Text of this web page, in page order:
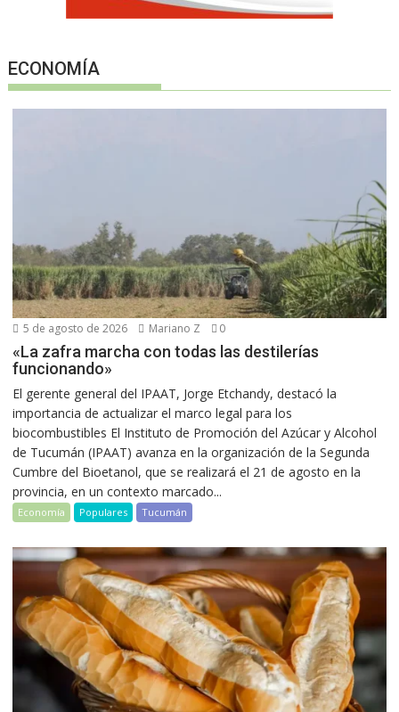
ECONOMÍA
5 de agosto de 2026 Mariano Z 0
«La zafra marcha con todas las destilerías
funcionando»
El gerente general del IPAAT, Jorge Etchandy, destacó la
importancia de actualizar el marco legal para los
biocombustibles El Instituto de Promoción del Azúcar y Alcohol
de Tucumán (IPAAT) avanza en la organización de la Segunda
Cumbre del Bioetanol, que se realizará el 21 de agosto en la
provincia, en un contexto marcado...
Economía Populares Tucumán